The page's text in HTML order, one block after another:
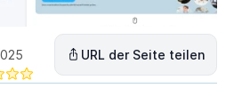
URL der Seite teilen